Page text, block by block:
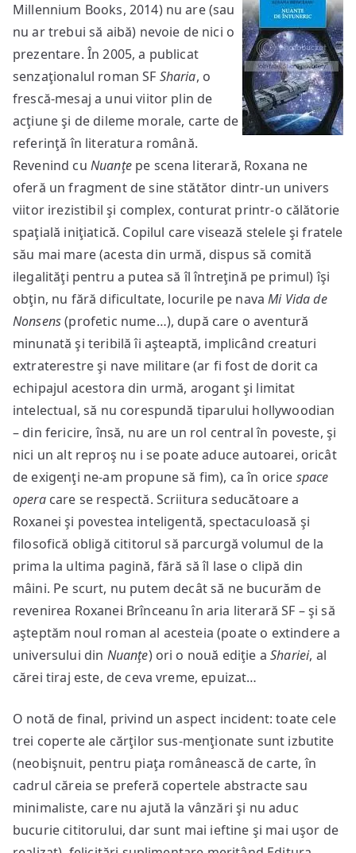
Millennium Books, 2014) nu are (sau
nu ar trebui să aibă) nevoie de nici o
prezentare. În 2005, a publicat
senzaţionalul roman SF Sharia, o
frescă-mesaj a unui viitor plin de
acţiune şi de dileme morale, carte de
referinţă în literatura română.
Revenind cu Nuanţepe scena literară, Roxana ne
oferă un fragment de sine stătător dintr-un univers
viitor irezistibil şi complex, conturat printr-o călătorie
spaţială iniţiatică. Copilul care visează stelele şi fratele
său mai mare (acesta din urmă, dispus să comită
ilegalităţi pentru a putea să îl întreţină pe primul) îşi
obţin, nu fără dificultate, locurile pe navaMi Vida de
Nonsens(profetic nume…), după care o aventură
minunată şi teribilă îi aşteaptă, implicând creaturi
extraterestre şi nave militare (ar fi fost de dorit ca
echipajul acestora din urmă, arogant şi limitat
intelectual, să nu corespundă tiparului hollywoodian
– din fericire, însă, nu are un rol central în poveste, şi
nici un alt reproş nu i se poate aduce autoarei, oricât
de exigenţi ne-am propune să fim), ca în orice space
operacare se respectă. Scriitura seducătoare a
Roxanei şi povestea inteligentă, spectaculoasă şi
filosofică obligă cititorul să parcurgă volumul de la
prima la ultima pagină, fără să îl lase o clipă din
mâini. Pe scurt, nu putem decât să ne bucurăm de
revenirea Roxanei Brînceanu în aria literară SF – şi să
aşteptăm noul roman al acesteia (poate o extindere a
universului din Nuanţe) ori o nouă ediţie aShariei, al
cărei tiraj este, de ceva vreme, epuizat…
O notă de final, privind un aspect incident: toate cele
trei coperte ale cărţilor sus-menţionate sunt izbutite
(neobişnuit, pentru piaţa românească de carte, în
cadrul căreia se preferă copertele abstracte sau
minimaliste, care nu ajută la vânzări şi nu aduc
bucurie cititorului, dar sunt mai ieftine şi mai uşor de